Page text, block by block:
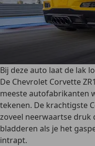
Bij deze auto laat de lak
De Chevrolet Corvette
meeste autofabrikanten
tekenen. De krachtigste
zoveel neerwaartse druk
bladderen als je het
intrapt.